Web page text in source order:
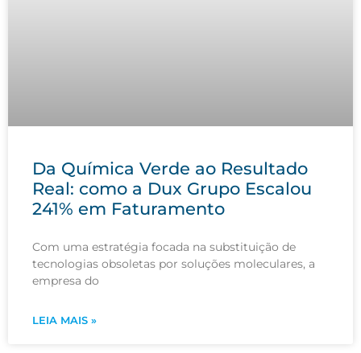
Da Química Verde ao Resultado
Real: como a Dux Grupo Escalou
241% em Faturamento
Com uma estratégia focada na substituição de
tecnologias obsoletas por soluções moleculares, a
empresa do
LEIA MAIS »